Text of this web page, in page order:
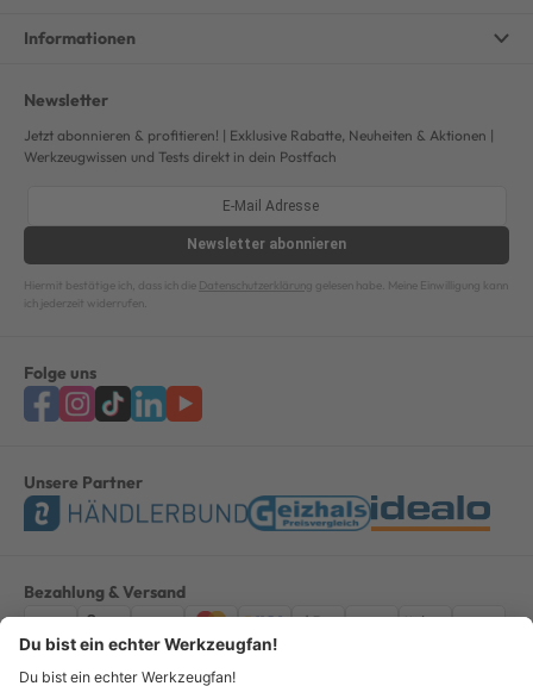
Informationen
Newsletter
Jetzt abonnieren & profitieren! | Exklusive Rabatte, Neuheiten & Aktionen |
Werkzeugwissen und Tests direkt in dein Postfach
Newsletter abonnieren
Hiermit bestätige ich, dass ich die Datenschutzerklärung gelesen habe. Meine Einwilligung kann
ich jederzeit widerrufen.
Folge uns
Unsere Partner
Bezahlung & Versand